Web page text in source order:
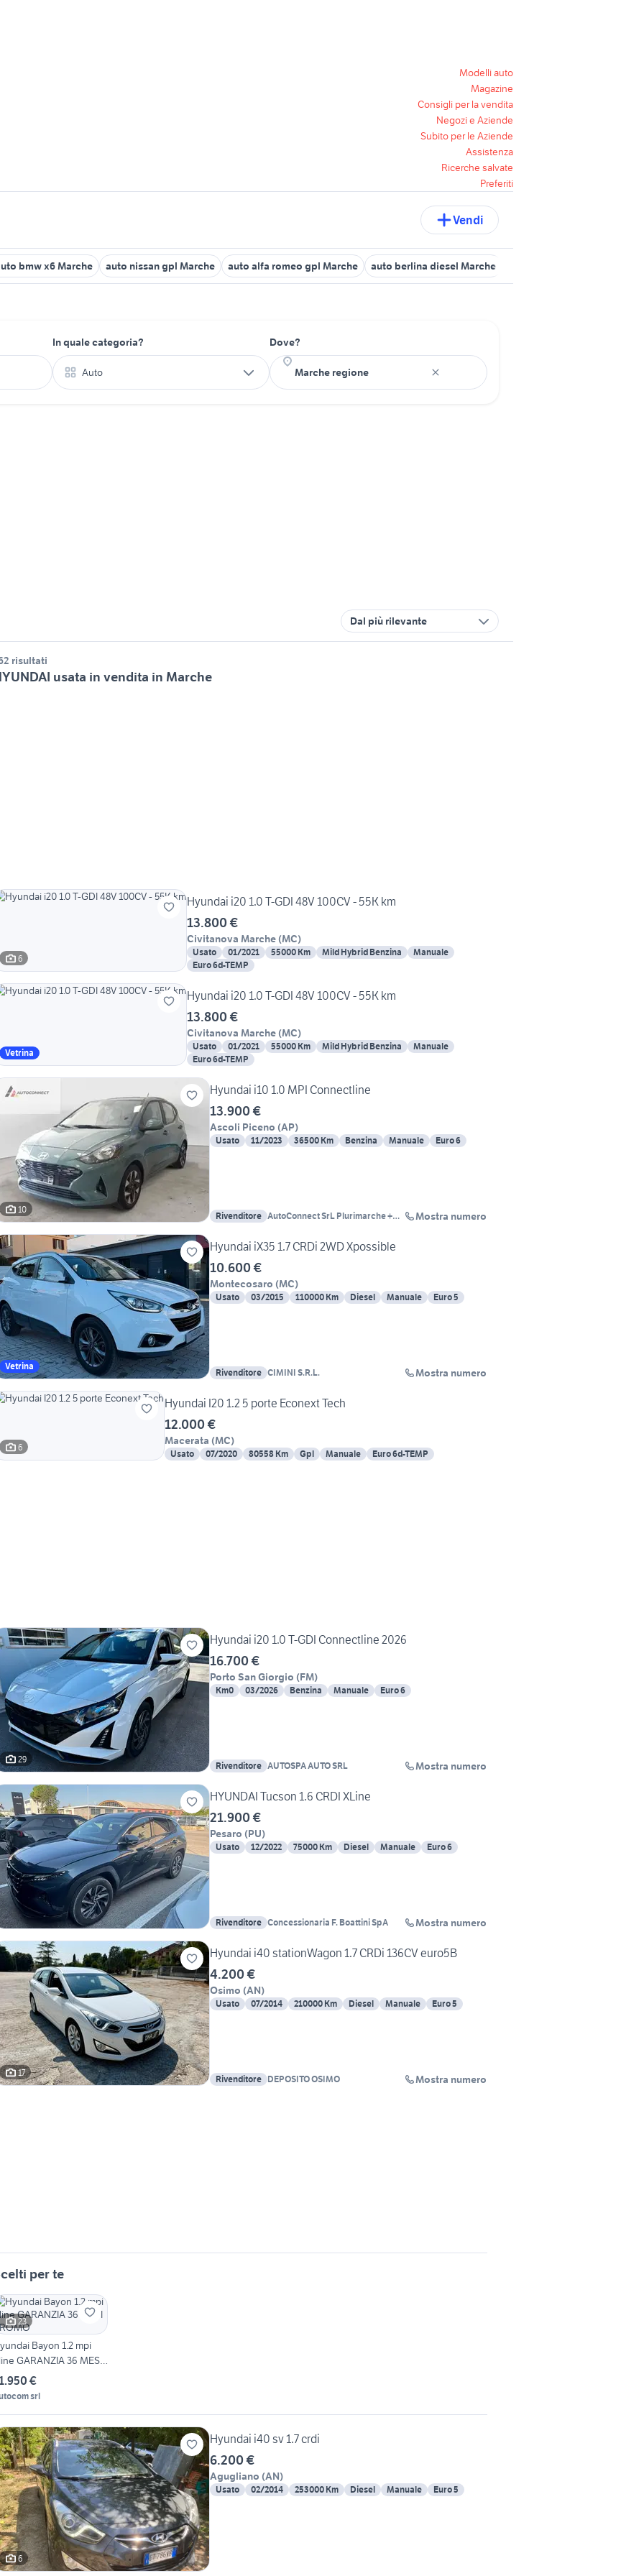
Modelli auto
Magazine
Consigli per la vendita
Negozi e Aziende
Subito per le Aziende
Assistenza
Ricerche salvate
Preferiti
Vendi
bmw x6 Marche auto nissan gpl Marche auto alfa romeo gpl Marche auto berlina diesel Marche
In quale categoria?
Auto
Dove?
Dal più rilevante
risultati
usata in vendita in Marche
6
Hyundai i20 1.0 T-GDI 48V 100CV - 55K km
13.800 €
Civitanova Marche (MC)
Usato 01/2021 55000 Km Mild Hybrid Benzina
Manuale
Euro 6d-TEMP
Vetrina
Hyundai i20 1.0 T-GDI 48V 100CV - 55K km
13.800 €
Civitanova Marche (MC)
Usato 01/2021 55000 Km Mild Hybrid Benzina
Manuale
Euro 6d-TEMP
10
Hyundai i10 1.0 MPI Connectline
13.900 €
Ascoli Piceno (AP)
Usato 11/2023 36500 Km Benzina Manuale Euro 6
Rivenditore AutoConnect SrL Plurimarche +
Mostra numero
Vetrina
Hyundai iX35 1.7 CRDi 2WD Xpossible
10.600 €
Montecosaro (MC)
Usato 03/2015 110000 Km Diesel Manuale Euro 5
Rivenditore CIMINI S.R.L. Mostra numero
6
Hyundai I20 1.2 5 porte Econext Tech
12.000 €
Macerata (MC)
Usato 07/2020 80558 Km Gpl Manuale Euro 6d-TEMP
29
Hyundai i20 1.0 T-GDI Connectline 2026
16.700 €
Porto San Giorgio (FM)
Km0 03/2026 Benzina Manuale Euro 6
Rivenditore AUTOSPA AUTO SRL Mostra numero
HYUNDAI Tucson 1.6 CRDI XLine
21.900 €
Pesaro (PU)
Usato 12/2022 75000 Km Diesel Manuale Euro 6
Rivenditore Concessionaria F. Boattini SpA Mostra numero
17
Hyundai i40 stationWagon 1.7 CRDi 136CV euro5B
4.200 €
Osimo (AN)
Usato 07/2014 210000 Km Diesel Manuale Euro 5
Rivenditore DEPOSITO OSIMO Mostra numero
per te
23
Bayon 1.2 mpi
GARANZIA 36 MESI
€
srl
6
Hyundai i40 sv 1.7 crdi
6.200 €
Agugliano (AN)
Usato 02/2014 253000 Km Diesel Manuale Euro 5